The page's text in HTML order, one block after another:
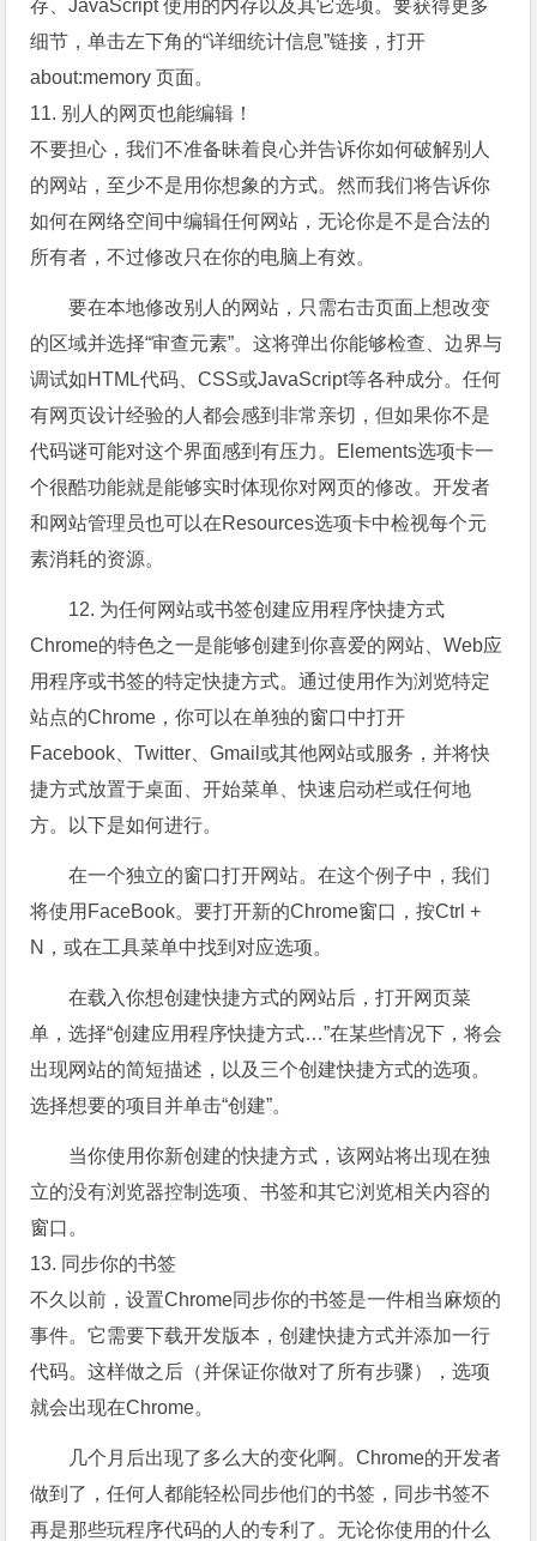
存、JavaScript 使用的内存以及其它选项。要获得更多
细节，单击左下角的“详细统计信息”链接，打开
about:memory 页面。
11. 别人的网页也能编辑！
不要担心，我们不准备昧着良心并告诉你如何破解别人
的网站，至少不是用你想象的方式。然而我们将告诉你
如何在网络空间中编辑任何网站，无论你是不是合法的
所有者，不过修改只在你的电脑上有效。
要在本地修改别人的网站，只需右击页面上想改变
的区域并选择“审查元素”。这将弹出你能够检查、边界与
调试如HTML代码、CSS或JavaScript等各种成分。任何
有网页设计经验的人都会感到非常亲切，但如果你不是
代码谜可能对这个界面感到有压力。Elements选项卡一
个很酷功能就是能够实时体现你对网页的修改。开发者
和网站管理员也可以在Resources选项卡中检视每个元
素消耗的资源。
12. 为任何网站或书签创建应用程序快捷方式
Chrome的特色之一是能够创建到你喜爱的网站、Web应
用程序或书签的特定快捷方式。通过使用作为浏览特定
站点的Chrome，你可以在单独的窗口中打开
Facebook、Twitter、Gmail或其他网站或服务，并将快
捷方式放置于桌面、开始菜单、快速启动栏或任何地
方。以下是如何进行。
在一个独立的窗口打开网站。在这个例子中，我们
将使用FaceBook。要打开新的Chrome窗口，按Ctrl +
N，或在工具菜单中找到对应选项。
在载入你想创建快捷方式的网站后，打开网页菜
单，选择“创建应用程序快捷方式…”在某些情况下，将会
出现网站的简短描述，以及三个创建快捷方式的选项。
选择想要的项目并单击“创建”。
当你使用你新创建的快捷方式，该网站将出现在独
立的没有浏览器控制选项、书签和其它浏览相关内容的
窗口。
13. 同步你的书签
不久以前，设置Chrome同步你的书签是一件相当麻烦的
事件。它需要下载开发版本，创建快捷方式并添加一行
代码。这样做之后（并保证你做对了所有步骤），选项
就会出现在Chrome。
几个月后出现了多么大的变化啊。Chrome的开发者
做到了，任何人都能轻松同步他们的书签，同步书签不
再是那些玩程序代码的人的专利了。无论你使用的什么